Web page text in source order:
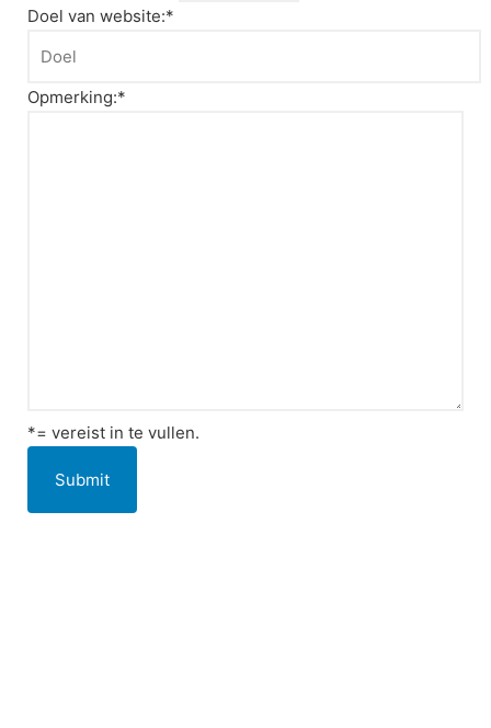
Doel van website:*
Opmerking:*
*= vereist in te vullen.